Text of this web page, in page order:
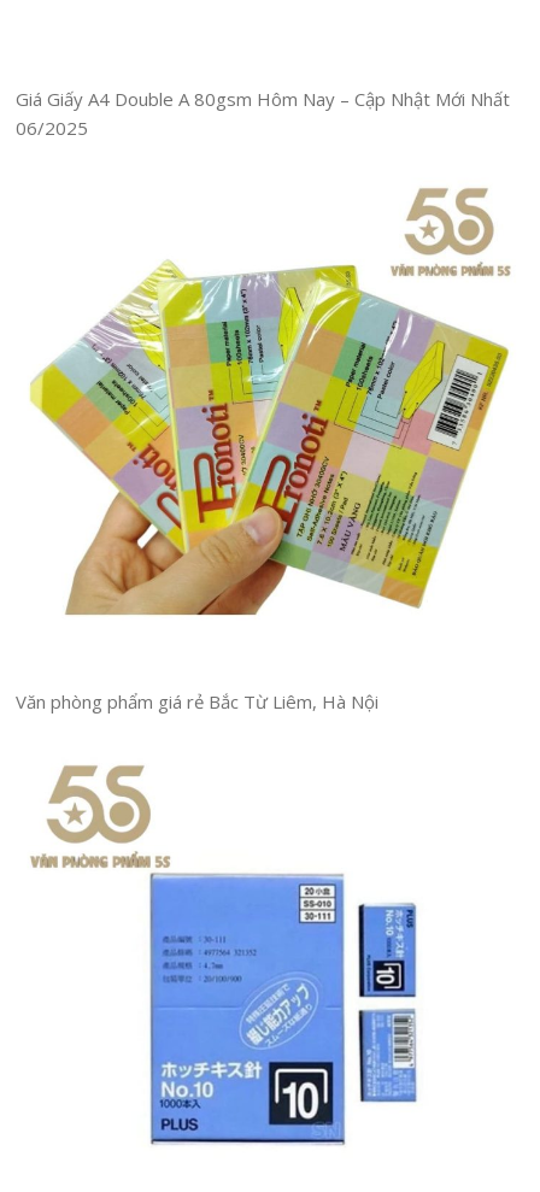
Giá Giấy A4 Double A 80gsm Hôm Nay – Cập Nhật Mới Nhất
06/2025
Văn phòng phẩm giá rẻ Bắc Từ Liêm, Hà Nội